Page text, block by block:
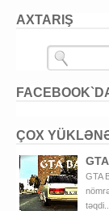
AXTARIŞ
ÇOX
GTA